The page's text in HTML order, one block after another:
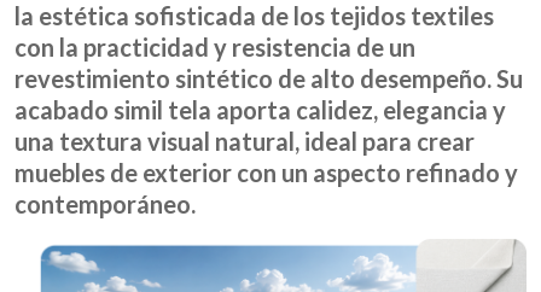
la estética sofisticada de los tejidos textiles
con la practicidad y resistencia de un
revestimiento sintético de alto desempeño. Su
acabado simil tela aporta calidez, elegancia y
una textura visual natural, ideal para crear
muebles de exterior con un aspecto refinado y
contemporáneo.